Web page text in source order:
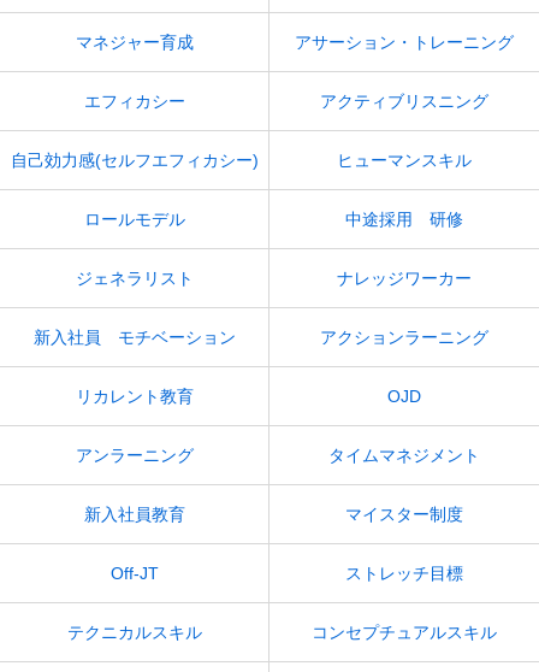
マネジャー育成 アサーション・トレーニング
エフィカシー アクティブリスニング
自己効力感(セルフエフィカシー) ヒューマンスキル
ロールモデル 中途採用 研修
ジェネラリスト ナレッジワーカー
新入社員 モチベーション アクションラーニング
リカレント教育 OJD
アンラーニング タイムマネジメント
新入社員教育 マイスター制度
Off-JT ストレッチ目標
テクニカルスキル コンセプチュアルスキル